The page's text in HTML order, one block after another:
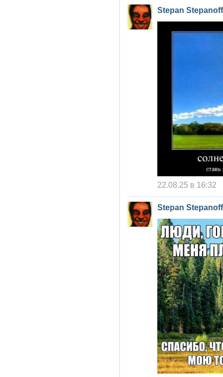
Stepan Stepanoff
22.08.25 в 16:32
Stepan Stepanoff